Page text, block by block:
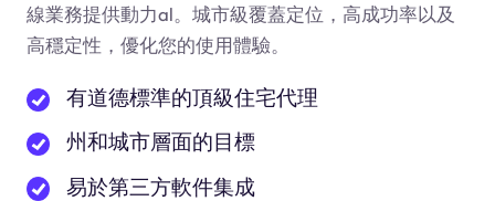
線業務提供動力al。城市級覆蓋定位，高成功率以及
高穩定性，優化您的使用體驗。
有道德標準的頂級住宅代理
州和城市層面的目標
易於第三方軟件集成